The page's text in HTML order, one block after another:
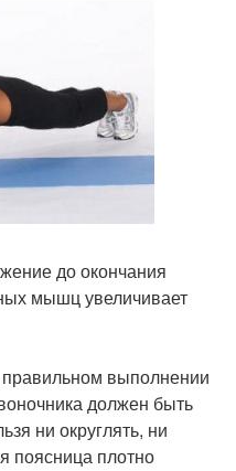
до окончания
мышц увеличивает
выполнении
должен быть
ни округлять, ни
поясница плотно